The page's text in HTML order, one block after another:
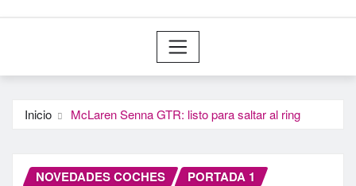
Inicio McLaren Senna GTR: listo para saltar al ring
NOVEDADES COCHES PORTADA 1